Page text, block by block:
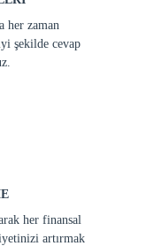
her zaman
şekilde cevap
her finansal
artırmak